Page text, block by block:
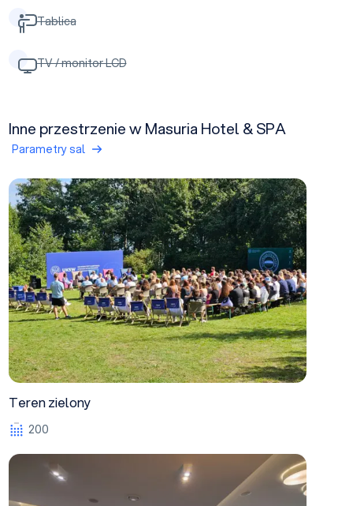
Tablica
TV / monitor LCD
Inne przestrzenie w Masuria Hotel & SPA
Parametry sal
Teren zielony
Teren zielony
200